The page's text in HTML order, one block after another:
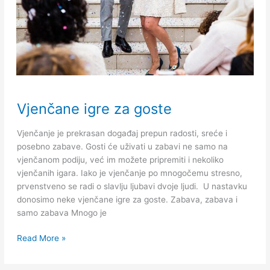
Vjenčane igre za goste
Vjenčanje je prekrasan događaj prepun radosti, sreće i
posebno zabave. Gosti će uživati ​​u zabavi ne samo na
vjenčanom podiju, već im možete pripremiti i nekoliko
vjenčanih igara. Iako je vjenčanje po mnogočemu stresno,
prvenstveno se radi o slavlju ljubavi dvoje ljudi. U nastavku
donosimo neke vjenčane igre za goste. Zabava, zabava i
samo zabava Mnogo je
igre
goste
Read More »